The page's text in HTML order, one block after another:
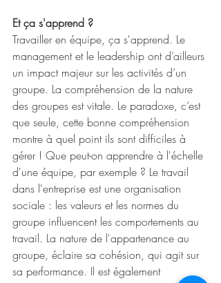
Et ça s'apprend ?
Travailler en équipe, ça s'apprend. Le
management et le leadership ont d’ailleurs
un impact majeur sur les activités d’un
groupe. La compréhension de la nature
des groupes est vitale. Le paradoxe, c’est
que seule, cette bonne compréhension
montre à quel point ils sont difficiles à
gérer ! Que peut-on apprendre à l'échelle
d'une équipe, par exemple ? Le travail
dans l'entreprise est une organisation
sociale : les valeurs et les normes du
groupe influencent les comportements au
travail. La nature de l'appartenance au
groupe, éclaire sa cohésion, qui agit sur
sa performance. Il est également